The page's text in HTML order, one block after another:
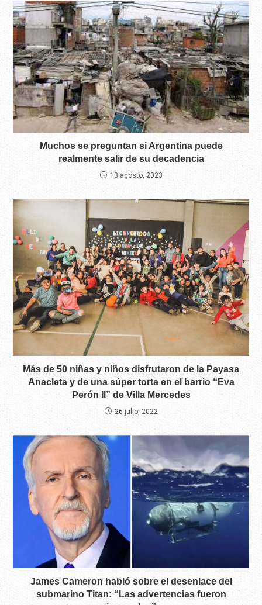
Muchos se preguntan si Argentina puede
realmente salir de su decadencia
13 agosto, 2023
Más de 50 niñas y niños disfrutaron de la Payasa
Anacleta y de una súper torta en el barrio “Eva
Perón II” de Villa Mercedes
26 julio, 2022
James Cameron habló sobre el desenlace del
submarino Titan: “Las advertencias fueron